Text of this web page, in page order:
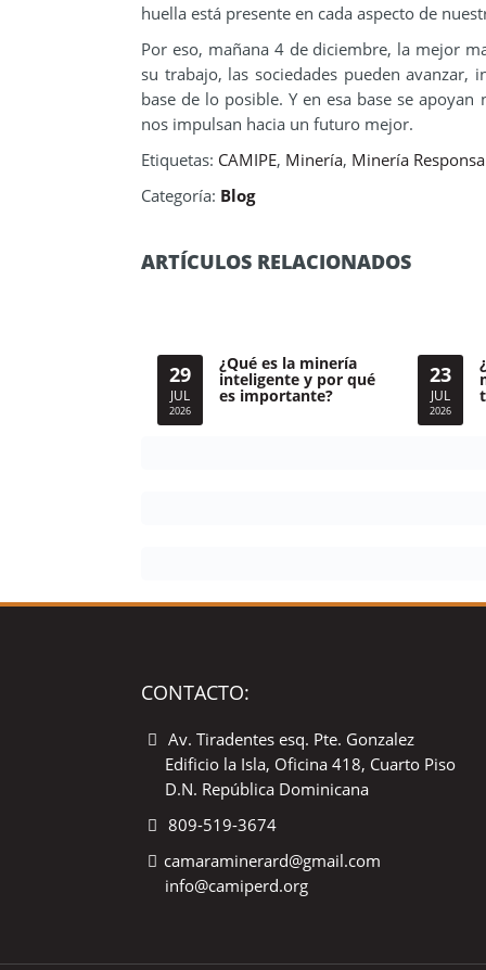
huella está presente en cada aspecto de
Por eso, mañana 4 de diciembre, la mejor
su trabajo, las sociedades pueden avanzar,
base de lo posible. Y en esa base se
nos impulsan hacia un futuro mejor.
Etiquetas: CAMIPE, Minería, Minería
Categoría: Blog
ARTÍCULOS RELACIONADOS
29
JUL
2026
¿Qué es la minería
inteligente y por qué
es importante?
23
JUL
2026
CONTACTO:
Av. Tiradentes esq. Pte. Gonzalez
Edificio la Isla, Oficina 418, Cuarto Piso
D.N. República Dominicana
809-519-3674
camaraminerard@gmail.com
info@camiperd.org